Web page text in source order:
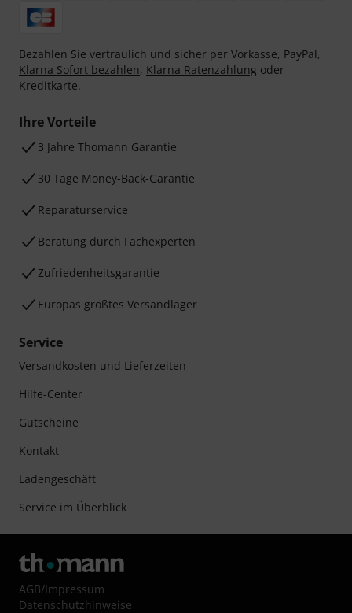
Bezahlen Sie vertraulich und sicher per Vorkasse, PayPal,
Klarna Sofort bezahlen, Klarna Ratenzahlung oder
Kreditkarte.
Ihre Vorteile
3 Jahre Thomann Garantie
30 Tage Money-Back-Garantie
Reparaturservice
Beratung durch Fachexperten
Zufriedenheitsgarantie
Europas größtes Versandlager
Service
Versandkosten und Lieferzeiten
Hilfe-Center
Gutscheine
Kontakt
Ladengeschäft
Service im Überblick
AGB/Impressum
Datenschutzhinweise